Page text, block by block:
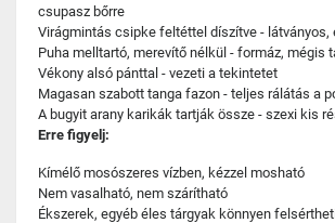
csupasz bőrre
Virágmintás csipke feltéttel díszítve - látványos,
Puha melltartó, merevítő nélkül - formáz, mégis
Vékony alsó pánttal - vezeti a tekintetet
Magasan szabott tanga fazon - teljes rálátás a
A bugyit arany karikák tartják össze - szexi kis
Erre figyelj:
Kímélő mosószeres vízben, kézzel mosható
Nem vasalható, nem szárítható
Ékszerek, egyéb éles tárgyak könnyen